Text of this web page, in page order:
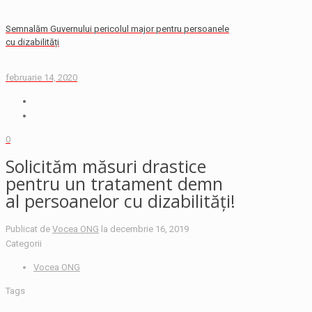
Semnalăm Guvernului pericolul major pentru persoanele
cu dizabilități
februarie 14, 2020
0
Solicităm măsuri drastice
pentru un tratament demn
al persoanelor cu dizabilități!
Publicat de Vocea ONG la decembrie 16, 2019
Categorii
Vocea ONG
Tags